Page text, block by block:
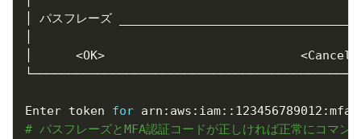
│ パスフレーズ
│ <OK> <Cancel
Enter token for
# パスフレーズとMFA認証コードが正しければ正常にコマン